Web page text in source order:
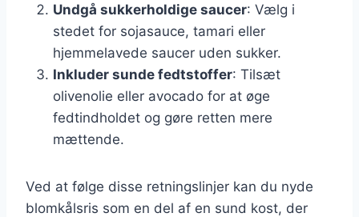
Undgå sukkerholdige saucer: Vælg i
stedet for sojasauce, tamari eller
hjemmelavede saucer uden sukker.
Inkluder sunde fedtstoffer: Tilsæt
olivenolie eller avocado for at øge
fedtindholdet og gøre retten mere
mættende.
Ved at følge disse retningslinjer kan du nyde
blomkålsris som en del af en sund kost, der